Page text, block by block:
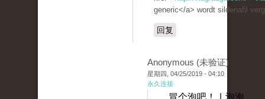
generic</a> wordt sildenafil
回复
Anonymous (未验证)
星期四, 04/25/2019 - 04:10
永久连接